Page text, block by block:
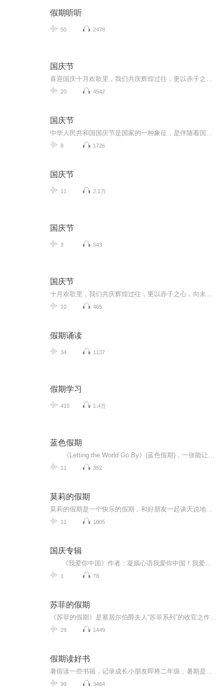
假期听听
50 2478
国庆节
20 4542
国庆节
8 1726
国庆节
11 2.1万
国庆节
3 543
国庆节
10 465
假期诵读
34 1137
假期学习
410 1.4万
蓝色假期
11 352
莫莉的假期
11 1005
国庆专辑
1 78
苏菲的假期
29 1449
假期读好书
99 3464